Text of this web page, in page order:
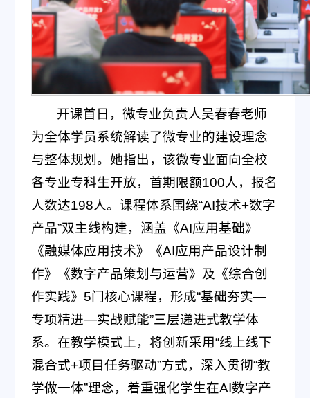
开课首日，微专业负责人吴春春老师
为全体学员系统解读了微专业的建设理念
与整体规划。她指出，该微专业面向全校
各专业专科生开放，首期限额100人，报名
人数达198人。课程体系围绕“AI技术+数字
产品”双主线构建，涵盖《AI应用基础》
《融媒体应用技术》《AI应用产品设计制
作》《数字产品策划与运营》及《综合创
作实践》5门核心课程，形成“基础夯实—
专项精进—实战赋能”三层递进式教学体
系。在教学模式上，将创新采用“线上线下
混合式+项目任务驱动”方式，深入贯彻“教
学做一体”理念，着重强化学生在AI数字产